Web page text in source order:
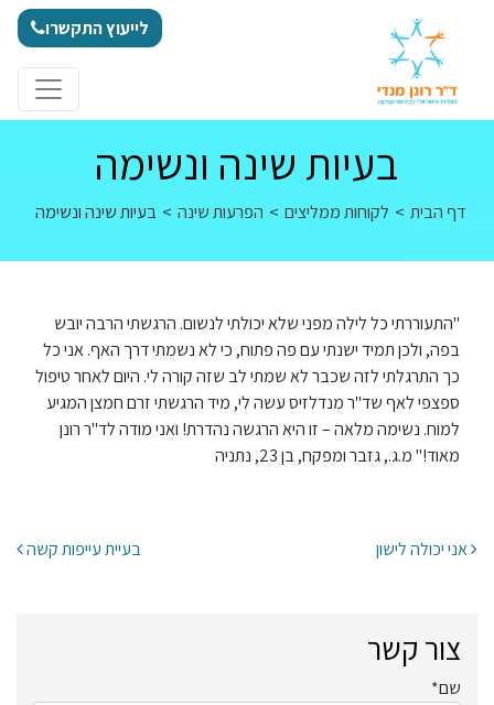
לייעוץ התקשרו
בעיות שינה ונשימה
דף הבית > לקוחות ממליצים > הפרעות שינה > בעיות שינה ונשימה
"התעוררתי כל לילה מפני שלא יכולתי לנשום. הרגשתי הרבה יובש
בפה, ולכן תמיד ישנתי עם פה פתוח, כי לא נשמתי דרך האף. אני כל
כך התרגלתי לזה שכבר לא שמתי לב שזה קורה לי. היום לאחר טיפול
ספצפי לאף שד"ר מנדלזיס עשה לי, מיד הרגשתי זרם חמצן המגיע
למוח. נשימה מלאה – זו היא הרגשה נהדרת! ואני מודה לד"ר רונן
מאוד!" מ.ג., גזבר ומפקח, בן 23, נתניה
ניווט בפרסומים
אני יכולה לישון בעיית עייפות קשה
צור קשר
שם*